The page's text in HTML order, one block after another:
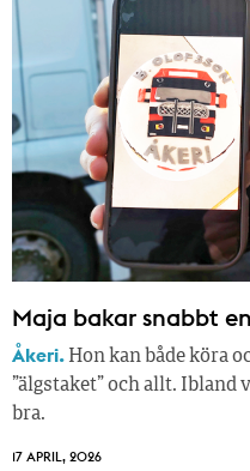
Maja bakar snabbt
Åkeri. Hon kan både köra
”älgstaket” och allt. Ibland
bra.
17 APRIL, 2026